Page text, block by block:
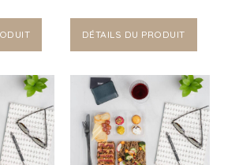
DÉTAILS DU PRODUIT